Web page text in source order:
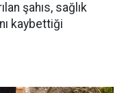
şahıs, sağlık
kaybettiği